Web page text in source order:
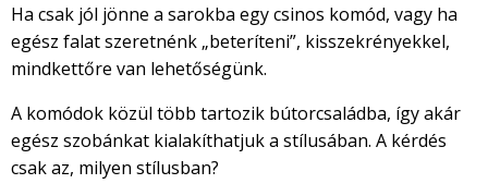
Ha csak jól jönne a sarokba egy csinos komód, vagy ha
egész falat szeretnénk „beteríteni”, kisszekrényekkel,
mindkettőre van lehetőségünk.
A komódok közül több tartozik bútorcsaládba, így akár
egész szobánkat kialakíthatjuk a stílusában. A kérdés
csak az, milyen stílusban?